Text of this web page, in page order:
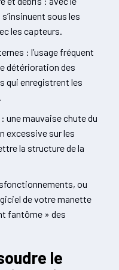
sous les
les capteurs.
: l’usage fréquent
détérioration des
qui enregistrent les
une mauvaise chute du
excessive sur les
la structure de la
ou
de votre manette
fantôme » des
le